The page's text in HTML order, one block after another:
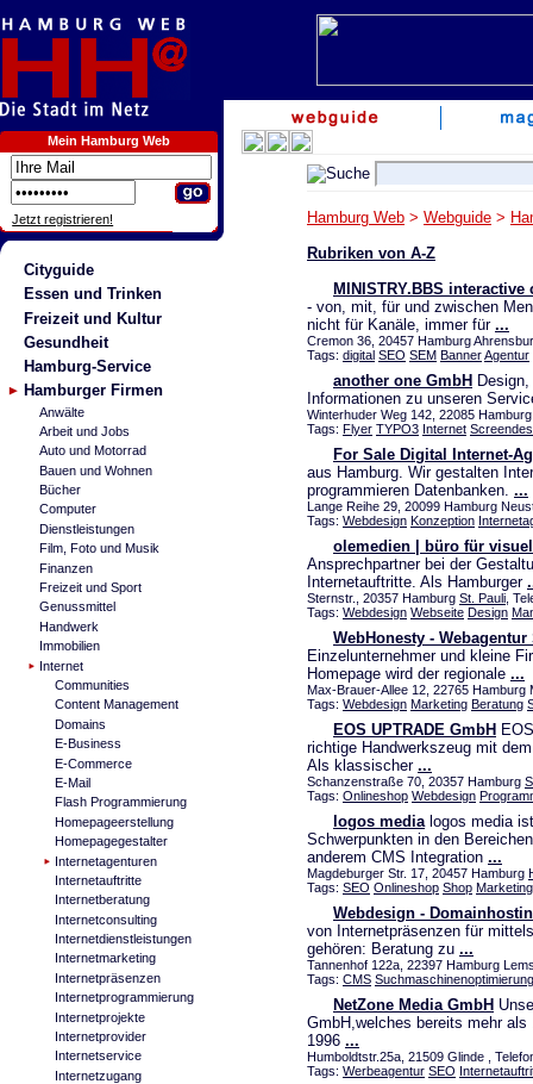
Mein Hamburg Web
Jetzt registrieren!
Cityguide
Essen und Trinken
Freizeit und Kultur
Gesundheit
Hamburg-Service
Hamburger Firmen
Anwälte
Arbeit und Jobs
Auto und Motorrad
Bauen und Wohnen
Bücher
Computer
Dienstleistungen
Film, Foto und Musik
Finanzen
Freizeit und Sport
Genussmittel
Handwerk
Immobilien
Internet
Communities
Content Management
Domains
E-Business
E-Commerce
E-Mail
Flash Programmierung
Homepageerstellung
Homepagegestalter
Internetagenturen
Internetauftritte
Internetberatung
Internetconsulting
Internetdienstleistungen
Internetmarketing
Internetpräsenzen
Internetprogrammierung
Internetprojekte
Internetprovider
Internetservice
Internetzugang
Hamburg Web > Webguide >
Rubriken von A-Z
MINISTRY.BBS
- von, mit, für und zwischen
nicht für Kanäle, immer für ...
Cremon 36, 20457 Hamburg
Tags: digital SEO SEM BannerAgentur
another one GmbH
Informationen zu unseren
Winterhuder Weg 142, 22085
Tags: Flyer TYPO3 Internet
For Sale Digital Internet-
aus Hamburg. Wir gestalten
programmieren Datenbanken. ...
Lange Reihe 29, 20099 Hamburg
Tags: Webdesign Konzeption
olemedien | büro für
Ansprechpartner bei der
Internetauftritte. Als Hamburger
Sternstr., 20357 Hamburg St. Pauli ,
Tags: Webdesign Webseite Design
WebHonesty -
Einzelunternehmer und kleine
Homepage wird der regionale ...
Max-Brauer-Allee 12, 22765 Hamburg
Tags: Webdesign Marketing Beratung
EOS UPTRADE GmbH
richtige Handwerkszeug mit
Als klassischer ...
Schanzenstraße 70, 20357 Hamburg
Tags: Onlineshop Webdesign
logos medialogos media
Schwerpunkten in den
anderem CMS Integration ...
Magdeburger Str. 17, 20457 Hamburg
Tags: SEO Onlineshop Shop Marketing
Webdesign -
von Internetpräsenzen für
gehören: Beratung zu ...
Tannenhof 122a, 22397 Hamburg
Tags: CMS Suchmaschinenoptimierung
NetZone Media GmbH
GmbH,welches bereits mehr
1996 ...
Humboldtstr.25a, 21509 Glinde ,
Tags: Werbeagentur SEO